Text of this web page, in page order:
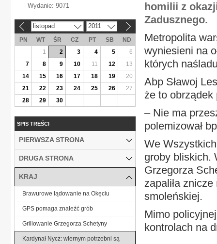
homilii z
Zadusznego.
Metropolita
wyniesieni na
których
Abp Sławoj
że to obrządek
– Nie ma
polemizował
We
groby bliskich.
Grzegorza
zapaliła
smoleńskiej.
Mimo
kontrolach na
Wydanie: 9071
listopad 2011
PN WT ŚR CZ PT SB
ND
1
2 3 4 5
6
7
8 9 10 11 12
13
14
15 16 17 18 19
20
21
22 23 24 25 26
27
28
29 30
SPIS TREŚCI
PIERWSZA STRONA
DRUGA STRONA
KRAJ
Brawurowe lądowanie na Okęciu
GPS pomaga znaleźć grób
Grillowanie Grzegorza Schetyny
Kardynał Nycz: wiernym potrzebni są